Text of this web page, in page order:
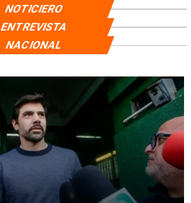
NOTICIERO
ENTREVISTA
NACIONAL